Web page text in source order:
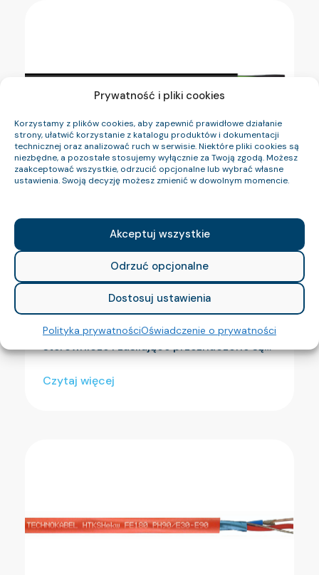
Prywatność i pliki cookies
Korzystamy z plików cookies, aby zapewnić prawidłowe działanie
strony, ułatwić korzystanie z katalogu produktów i dokumentacji
technicznej oraz analizować ruch w serwisie. Niektóre pliki cookies są
niezbędne, a pozostałe stosujemy wyłącznie za Twoją zgodą. Możesz
zaakceptować wszystkie, odrzucić opcjonalne lub wybrać własne
ustawienia. Swoją decyzję możesz zmienić w dowolnym momencie.
Akceptuj wszystkie
Odrzuć opcjonalne
Dostosuj ustawienia
Polityka prywatnościOświadczenie o prywatności
sterownicze i zasilające HSLH-JZ
0,6/1 kV, HSLH-OZ 0,6/1 kV HSLH-JB
0,6/1 kV, HSLH-OB 0,6/1 kV
HSLH-JZ 0,6/1 kV, HSLH-OZ 0,6/1 kV HSLH-
JB 0,6/1 kV, HSLH-OB 0,6/1 kV
ZASTOSOWANIE Giętkie kable
sterownicze i zasilające przeznaczone są…
Czytaj więcej